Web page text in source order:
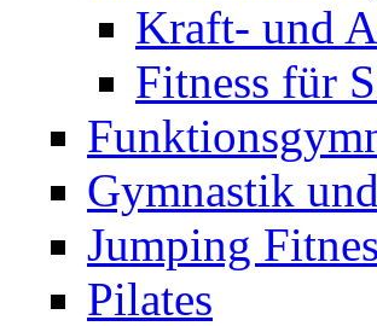
Kraft- und
Fitness für
Gymnastik
Jumping
Pilates